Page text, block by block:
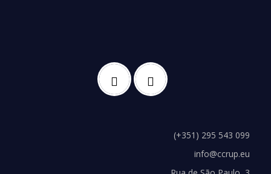
(+351) 295 543 099
info@ccrup.eu